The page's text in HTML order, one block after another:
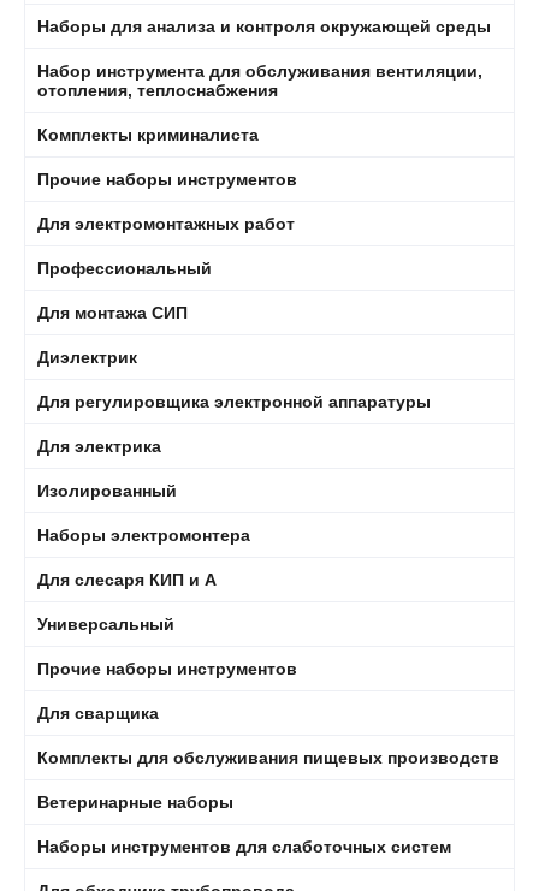
Наборы для анализа и контроля окружающей среды
Набор инструмента для обслуживания вентиляции,
отопления, теплоснабжения
Комплекты криминалиста
Прочие наборы инструментов
Для электромонтажных работ
Профессиональный
Для монтажа СИП
Диэлектрик
Для регулировщика электронной аппаратуры
Для электрика
Изолированный
Наборы электромонтера
Для слесаря КИП и А
Универсальный
Прочие наборы инструментов
Для сварщика
Комплекты для обслуживания пищевых производств
Ветеринарные наборы
Наборы инструментов для слаботочных систем